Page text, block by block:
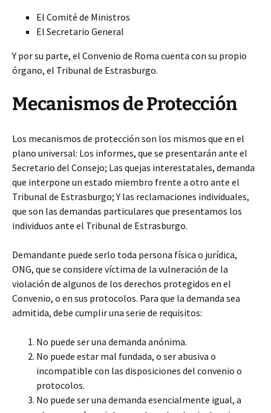
El Comité de Ministros
El Secretario General
Y por su parte, el Convenio de Roma cuenta con su propio
órgano, el Tribunal de Estrasburgo.
Mecanismos de Protección
Los mecanismos de protección son los mismos que en el
plano universal: Los informes, que se presentarán ante el
Secretario del Consejo; Las quejas interestatales, demanda
que interpone un estado miembro frente a otro ante el
Tribunal de Estrasburgo; Y las reclamaciones individuales,
que son las demandas particulares que presentamos los
individuos ante el Tribunal de Estrasburgo.
Demandante puede serlo toda persona física o jurídica,
ONG, que se considere víctima de la vulneración de la
violación de algunos de los derechos protegidos en el
Convenio, o en sus protocolos. Para que la demanda sea
admitida, debe cumplir una serie de requisitos:
No puede ser una demanda anónima.
No puede estar mal fundada, o ser abusiva o
incompatible con las disposiciones del convenio o
protocolos.
No puede ser una demanda esencialmente igual, a